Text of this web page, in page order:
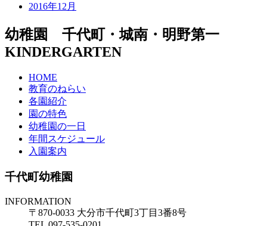
2016年12月
幼稚園 千代町・城南・明野第一
KINDERGARTEN
HOME
教育のねらい
各園紹介
園の特色
幼稚園の一日
年間スケジュール
入園案内
千代町幼稚園
INFORMATION
〒870-0033 大分市千代町3丁目3番8号